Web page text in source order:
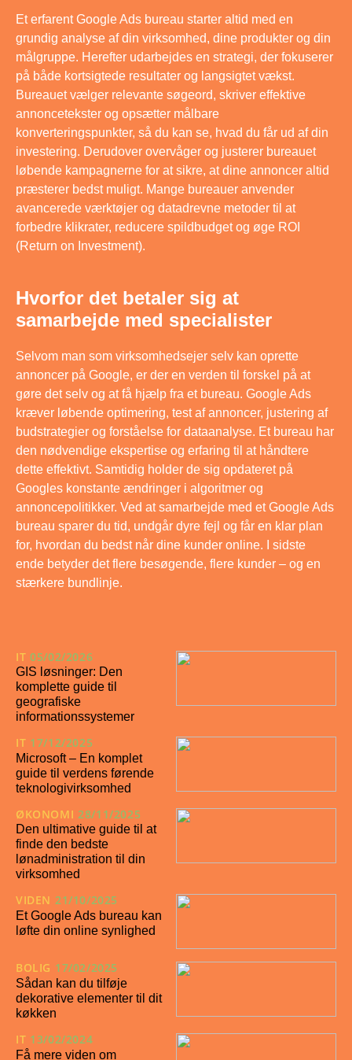
Et erfarent Google Ads bureau starter altid med en
grundig analyse af din virksomhed, dine produkter og din
målgruppe. Herefter udarbejdes en strategi, der fokuserer
på både kortsigtede resultater og langsigtet vækst.
Bureauet vælger relevante søgeord, skriver effektive
annoncetekster og opsætter målbare
konverteringspunkter, så du kan se, hvad du får ud af din
investering. Derudover overvåger og justerer bureauet
løbende kampagnerne for at sikre, at dine annoncer altid
præsterer bedst muligt. Mange bureauer anvender
avancerede værktøjer og datadrevne metoder til at
forbedre klikrater, reducere spildbudget og øge ROI
(Return on Investment).
Hvorfor det betaler sig at
samarbejde med specialister
Selvom man som virksomhedsejer selv kan oprette
annoncer på Google, er der en verden til forskel på at
gøre det selv og at få hjælp fra et bureau. Google Ads
kræver løbende optimering, test af annoncer, justering af
budstrategier og forståelse for dataanalyse. Et bureau har
den nødvendige ekspertise og erfaring til at håndtere
dette effektivt. Samtidig holder de sig opdateret på
Googles konstante ændringer i algoritmer og
annoncepolitikker. Ved at samarbejde med et Google Ads
bureau sparer du tid, undgår dyre fejl og får en klar plan
for, hvordan du bedst når dine kunder online. I sidste
ende betyder det flere besøgende, flere kunder – og en
stærkere bundlinje.
IT 05/02/2026
GIS løsninger: Den
komplette guide til
geografiske
informationssystemer
IT 17/12/2025
Microsoft – En komplet
guide til verdens førende
teknologivirksomhed
ØKONOMI 28/11/2025
Den ultimative guide til at
finde den bedste
lønadministration til din
virksomhed
VIDEN 21/10/2025
Et Google Ads bureau kan
løfte din online synlighed
BOLIG 17/02/2025
Sådan kan du tilføje
dekorative elementer til dit
køkken
IT 13/02/2024
Få mere viden om